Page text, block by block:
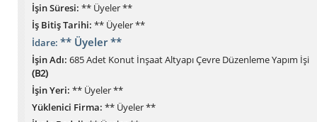
İşin Süresi: ** Üyeler **
İş Bitiş Tarihi: ** Üyeler **
İdare: ** Üyeler **
İşin Adı: 685 Adet Konut İnşaat Altyapı Çevre Düzenleme Yapım İşi
(B2)
İşin Yeri: ** Üyeler **
Yüklenici Firma: ** Üyeler **